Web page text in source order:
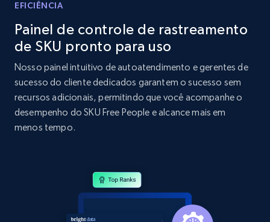
2.1K+ 375+ Comece agora
Amazon products global dataset - Collect
Amazon products by seller URL
375+ Comece agora
EFICIÊNCIA
Painel de controle de rastreamento
de SKU pronto para uso
Nosso painel intuitivo de autoatendimento e gerentes de
sucesso do cliente dedicados garantem o sucesso sem
recursos adicionais, permitindo que você acompanhe o
desempenho do SKU Free People e alcance mais em
menos tempo.